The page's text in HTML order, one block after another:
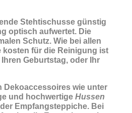
Stehtischusse günstig
optisch aufwertet. Die
Schutz. Wie bei allen
kosten für die Reinigung ist
Geburtstag, oder Ihr
Dekoaccessoires wie unter
und hochwertige Hussen
Empfangsteppiche. Bei